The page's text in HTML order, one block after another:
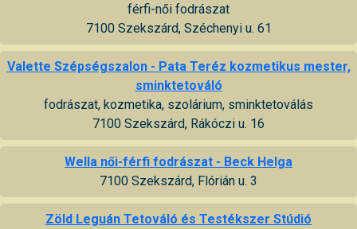
férfi-női fodrászat
7100 Szekszárd, Széchenyi u. 61
Valette Szépségszalon - Pata Teréz kozmetikus mester,
sminktetováló
fodrászat, kozmetika, szolárium, sminktetoválás
7100 Szekszárd, Rákóczi u. 16
Wella női-férfi fodrászat - Beck Helga
7100 Szekszárd, Flórián u. 3
Zöld Leguán Tetováló és Testékszer Stúdió